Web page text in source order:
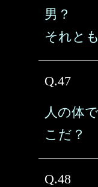
男？
それと
Q.47
人の体
こだ？
Q.48